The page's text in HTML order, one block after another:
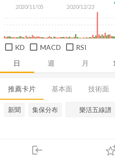
login
下單
日 週 月
2020/11/05 2020/12/23
KD MACD RSI
推薦卡片 基本面 技術面
新聞 集保分布 樂活五線譜